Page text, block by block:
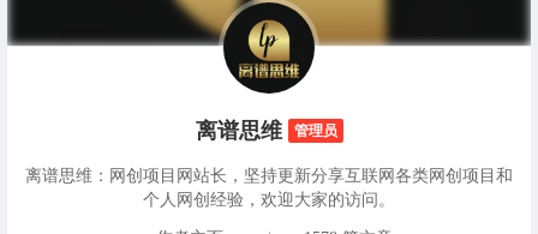
离谱思维 管理员
离谱思维：网创项目网站长，坚持更新分享互联网各类网创项目和
个人网创经验，欢迎大家的访问。